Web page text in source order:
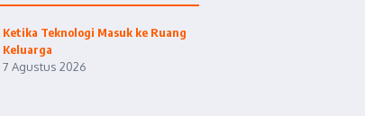
Ketika Teknologi Masuk ke Ruang
Keluarga
7 Agustus 2026